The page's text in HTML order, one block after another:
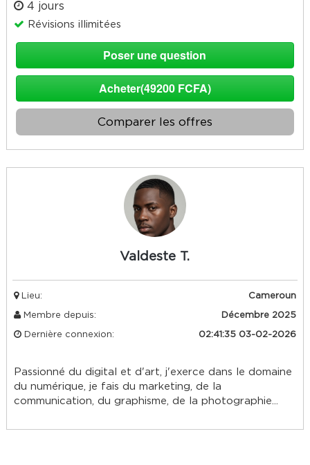
4 jours
Révisions illimitées
Poser une question
Acheter(49200 FCFA)
Comparer les offres
Valdeste T.
Lieu: Cameroun
Membre depuis: Décembre 2025
Dernière connexion: 02:41:35 03-02-2026
Passionné du digital et d'art, j'exerce dans le domaine
du numérique, je fais du marketing, de la
communication, du graphisme, de la photographie...